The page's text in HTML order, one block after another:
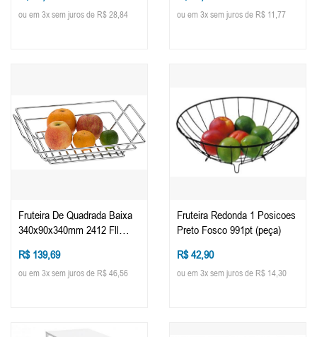
ou em 3x sem juros de R$ 28,84 ou em 3x sem juros de R$ 11,77
Fruteira De Quadrada Baixa
340x90x340mm 2412 Fll
R$ 139,69
ou em 3x sem juros de R$ 46,56
Fruteira Redonda 1 Posicoes
Preto Fosco 991pt (peça)
R$ 42,90
ou em 3x sem juros de R$ 14,30